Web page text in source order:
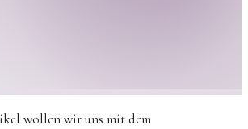
wollen wir uns mit dem